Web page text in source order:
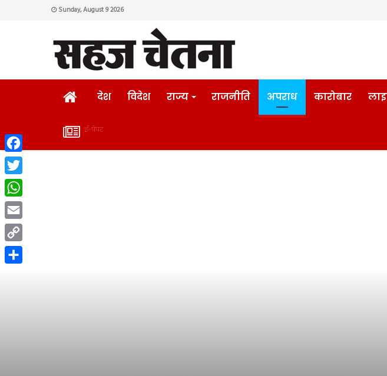
Sunday, August 9 2026
HOMEदेश विदेश राज्य राजनीति अपराध कारोबार
ई-
ई-पेपर
Facebook
Twitter
WhatsApp
Email
Copy
Link